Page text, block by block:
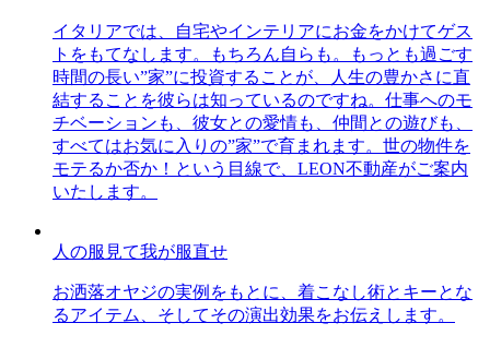
イタリアでは、自宅やインテリアにお金をかけてゲス
トをもてなします。もちろん自らも。もっとも過ごす
時間の長い”家”に投資することが、人生の豊かさに直
結することを彼らは知っているのですね。仕事へのモ
チベーションも、彼女との愛情も、仲間との遊びも、
すべてはお気に入りの”家”で育まれます。世の物件を
モテるか否か！という目線で、LEON不動産がご案内
いたします。
人の服見て我が服直せ
お洒落オヤジの実例をもとに、着こなし術とキーとな
るアイテム、そしてその演出効果をお伝えします。